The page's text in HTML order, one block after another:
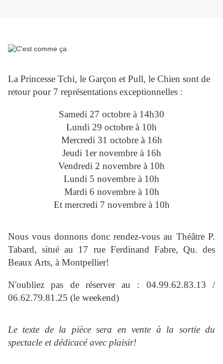
La Princesse Tchi, le Garçon et Pull, le Chien sont de
retour pour 7 représentations exceptionnelles :
Samedi 27 octobre à 14h30
Lundi 29 octobre à 10h
Mercredi 31 octobre à 16h
Jeudi 1er novembre à 16h
Vendredi 2 novembre à 10h
Lundi 5 novembre à 10h
Mardi 6 novembre à 10h
Et mercredi 7 novembre à 10h
Nous vous donnons donc rendez-vous au Théâtre P.
Tabard, situé au 17 rue Ferdinand Fabre, Qu. des
Beaux Arts, à Montpellier!
N'oubliez pas de réserver au : 04.99.62.83.13 /
06.62.79.81.25 (le weekend)
Le texte de la pièce sera en vente à la sortie du
spectacle et dédicacé avec plaisir!